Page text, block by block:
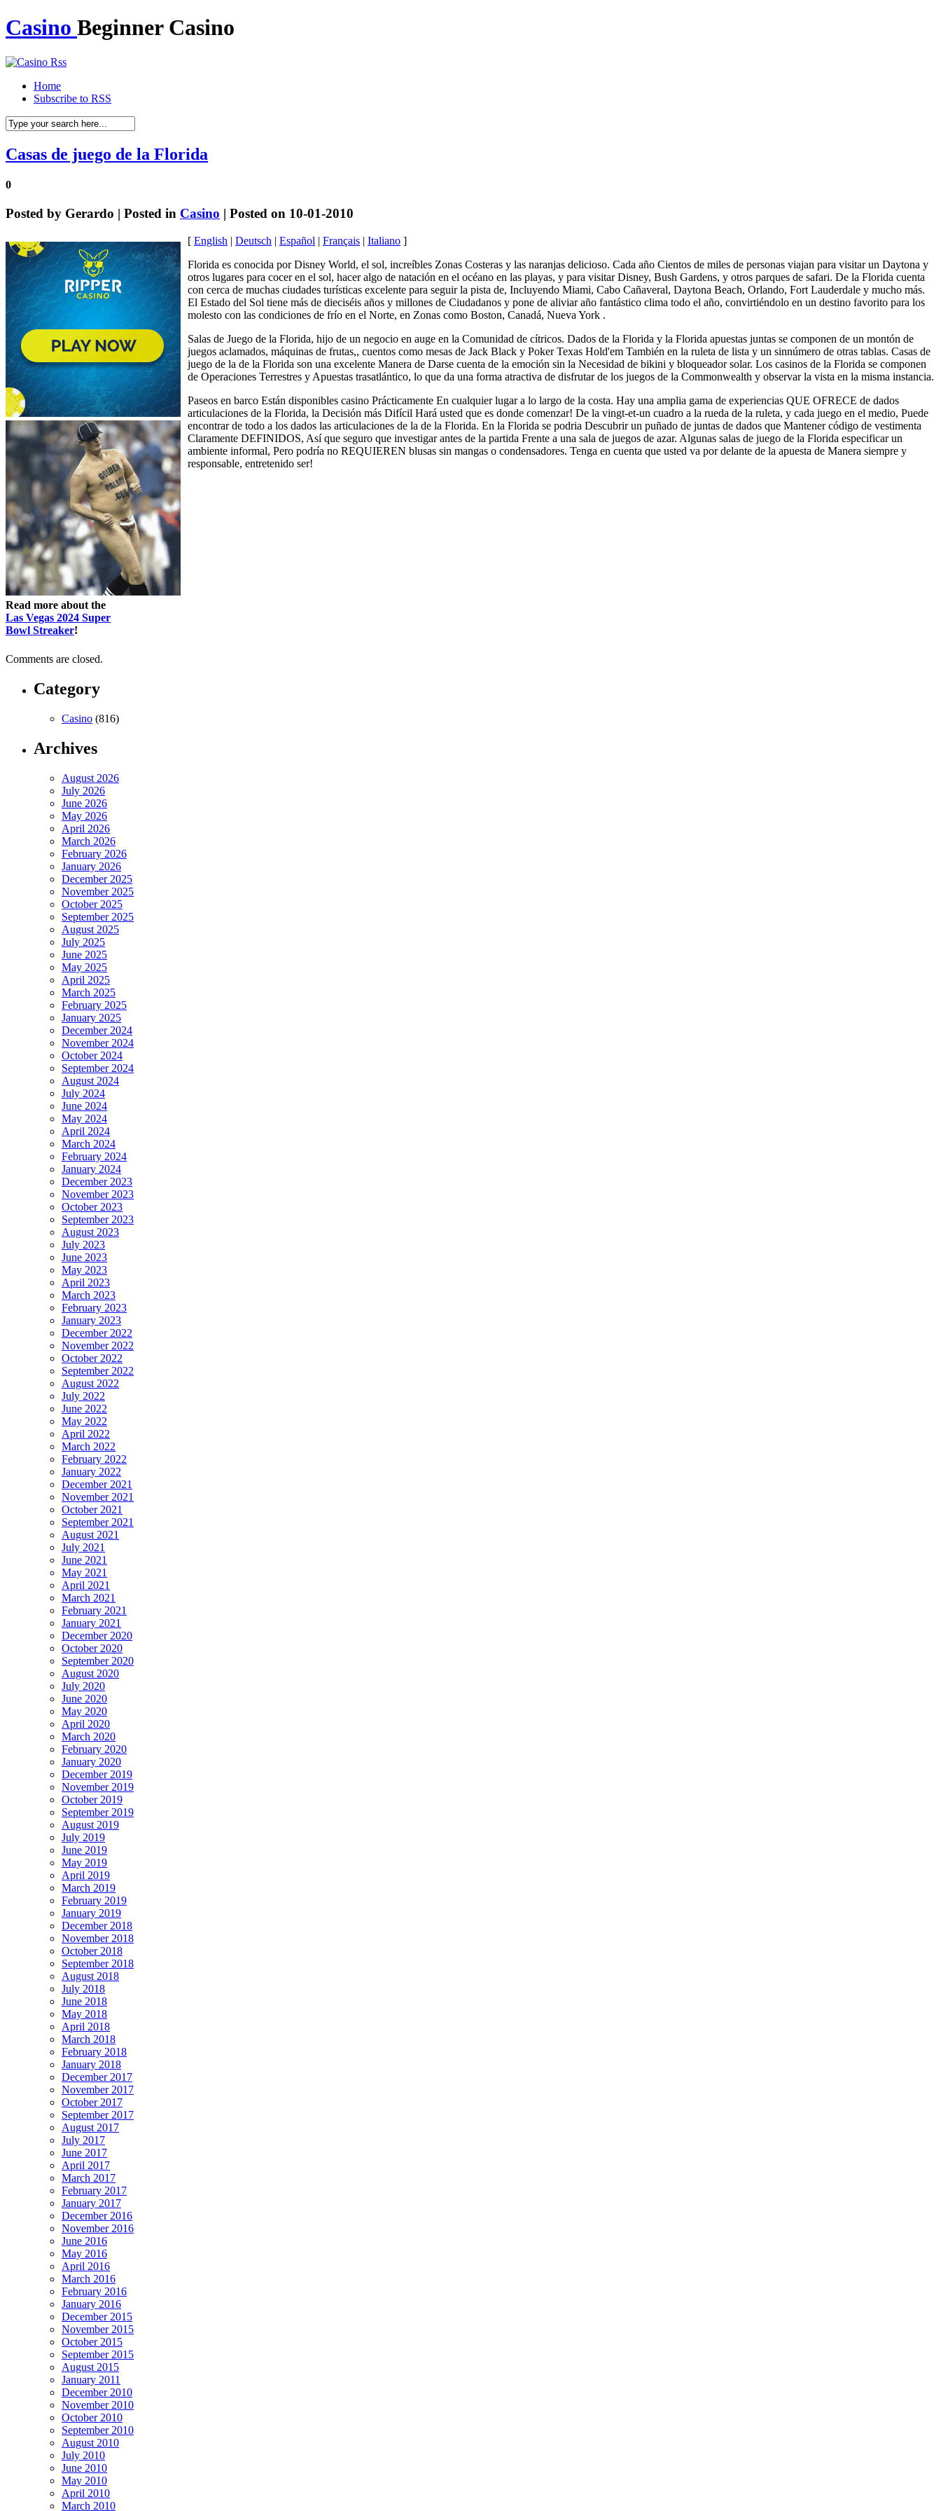
Casino Beginner Casino
Home
Subscribe to RSS
Casas de juego de la Florida
0
Posted by Gerardo | Posted in Casino | Posted on 10-01-2010
Read more about the
Las Vegas 2024 Super
Bowl Streaker!
[ English | Deutsch | Español | Français | Italiano ]
Florida es conocida por Disney World, el sol, increíbles Zonas Costeras y las naranjas delicioso. Cada año Cientos de miles de personas viajan para visitar un Daytona y
otros lugares para cocer en el sol, hacer algo de natación en el océano en las playas, y para visitar Disney, Bush Gardens, y otros parques de safari. De la Florida cuenta
con cerca de muchas ciudades turísticas excelente para seguir la pista de, Incluyendo Miami, Cabo Cañaveral, Daytona Beach, Orlando, Fort Lauderdale y mucho más.
El Estado del Sol tiene más de dieciséis años y millones de Ciudadanos y pone de aliviar año fantástico clima todo el año, convirtiéndolo en un destino favorito para los
molesto con las condiciones de frío en el Norte, en Zonas como Boston, Canadá, Nueva York .
Salas de Juego de la Florida, hijo de un negocio en auge en la Comunidad de cítricos. Dados de la Florida y la Florida apuestas juntas se componen de un montón de
juegos aclamados, máquinas de frutas,, cuentos como mesas de Jack Black y Poker Texas Hold'em También en la ruleta de lista y un sinnúmero de otras tablas. Casas de
juego de la de la Florida son una excelente Manera de Darse cuenta de la emoción sin la Necesidad de bikini y bloqueador solar. Los casinos de la Florida se componen
de Operaciones Terrestres y Apuestas trasatlántico, lo que da una forma atractiva de disfrutar de los juegos de la Commonwealth y observar la vista en la misma instancia.
Paseos en barco Están disponibles casino Prácticamente En cualquier lugar a lo largo de la costa. Hay una amplia gama de experiencias QUE OFRECE de dados
articulaciones de la Florida, la Decisión más Difícil Hará usted que es donde comenzar! De la vingt-et-un cuadro a la rueda de la ruleta, y cada juego en el medio, Puede
encontrar de todo a los dados las articulaciones de la de la Florida. En la Florida se podria Descubrir un puñado de juntas de dados que Mantener código de vestimenta
Claramente DEFINIDOS, Así que seguro que investigar antes de la partida Frente a una sala de juegos de azar. Algunas salas de juego de la Florida especificar un
ambiente informal, Pero podría no REQUIEREN blusas sin mangas o condensadores. Tenga en cuenta que usted va por delante de la apuesta de Manera siempre y
responsable, entretenido ser!
Comments are closed.
Category
Casino (816)
Archives
August 2026
July 2026
June 2026
May 2026
April 2026
March 2026
February 2026
January 2026
December 2025
November 2025
October 2025
September 2025
August 2025
July 2025
June 2025
May 2025
April 2025
March 2025
February 2025
January 2025
December 2024
November 2024
October 2024
September 2024
August 2024
July 2024
June 2024
May 2024
April 2024
March 2024
February 2024
January 2024
December 2023
November 2023
October 2023
September 2023
August 2023
July 2023
June 2023
May 2023
April 2023
March 2023
February 2023
January 2023
December 2022
November 2022
October 2022
September 2022
August 2022
July 2022
June 2022
May 2022
April 2022
March 2022
February 2022
January 2022
December 2021
November 2021
October 2021
September 2021
August 2021
July 2021
June 2021
May 2021
April 2021
March 2021
February 2021
January 2021
December 2020
October 2020
September 2020
August 2020
July 2020
June 2020
May 2020
April 2020
March 2020
February 2020
January 2020
December 2019
November 2019
October 2019
September 2019
August 2019
July 2019
June 2019
May 2019
April 2019
March 2019
February 2019
January 2019
December 2018
November 2018
October 2018
September 2018
August 2018
July 2018
June 2018
May 2018
April 2018
March 2018
February 2018
January 2018
December 2017
November 2017
October 2017
September 2017
August 2017
July 2017
June 2017
April 2017
March 2017
February 2017
January 2017
December 2016
November 2016
June 2016
May 2016
April 2016
March 2016
February 2016
January 2016
December 2015
November 2015
October 2015
September 2015
August 2015
January 2011
December 2010
November 2010
October 2010
September 2010
August 2010
July 2010
June 2010
May 2010
April 2010
March 2010